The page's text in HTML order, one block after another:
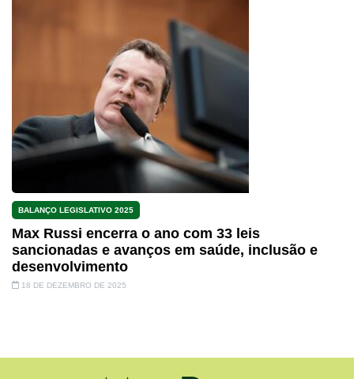
BALANÇO LEGISLATIVO 2025
Max Russi encerra o ano com 33 leis
sancionadas e avanços em saúde, inclusão e
desenvolvimento
18 DE DEZEMBRO DE 2025